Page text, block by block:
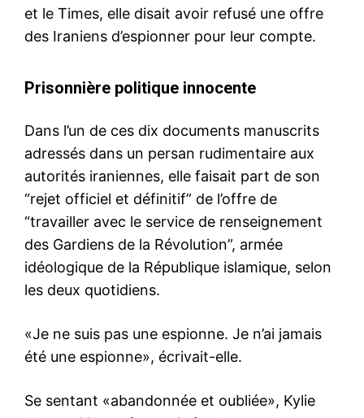
et le Times, elle disait avoir refusé une offre
des Iraniens d’espionner pour leur compte.
Prisonnière politique innocente
Dans l’un de ces dix documents manuscrits
adressés dans un persan rudimentaire aux
autorités iraniennes, elle faisait part de son
“rejet officiel et définitif” de l’offre de
“travailler avec le service de renseignement
des Gardiens de la Révolution”, armée
idéologique de la République islamique, selon
les deux quotidiens.
«Je ne suis pas une espionne. Je n’ai jamais
été une espionne», écrivait-elle.
Se sentant «abandonnée et oubliée», Kylie